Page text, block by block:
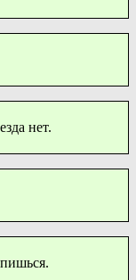
нет.